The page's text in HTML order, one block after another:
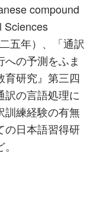
compound
Sciences
五年）、「通訳
の予測をふま
育研究』第三四
訳の言語処理に
練経験の有無
の日本語習得研